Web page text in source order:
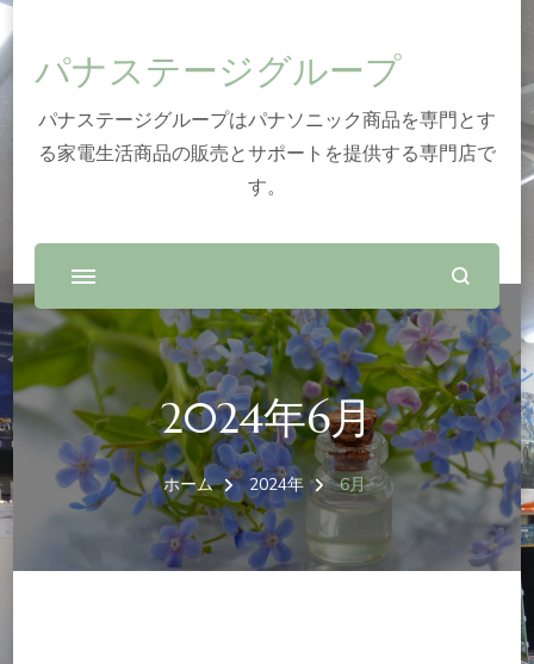
パナステージグループ
パナステージグループはパナソニック商品を専門とす
る家電生活商品の販売とサポートを提供する専門店で
す。
2024年6月
ホーム 2024年 6月